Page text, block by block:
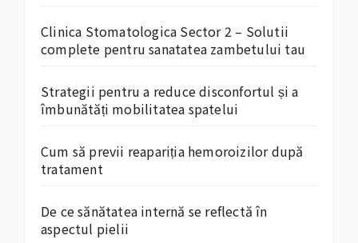
Clinica Stomatologica Sector 2 – Solutii
complete pentru sanatatea zambetului tau
Strategii pentru a reduce disconfortul și a
îmbunătăți mobilitatea spatelui
Cum să previi reapariția hemoroizilor după
tratament
De ce sănătatea internă se reflectă în
aspectul pielii